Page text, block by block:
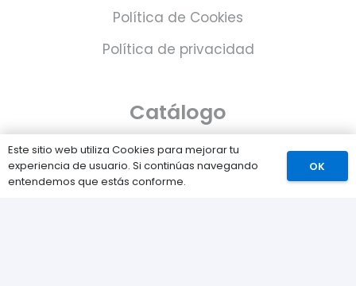
Política de Cookies
Política de privacidad
Catálogo
Juegos
Consolas
Este sitio web utiliza Cookies para mejorar tu
experiencia de usuario. Si continúas navegando
entendemos que estás conforme.
OK